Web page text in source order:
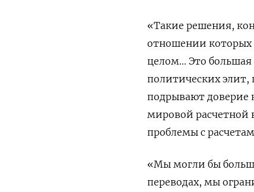
«Такие решения,
отношении
целом... Это
политических элит,
подрывают доверие
мировой расчетной
проблемы с
«Мы могли бы
переводах, мы